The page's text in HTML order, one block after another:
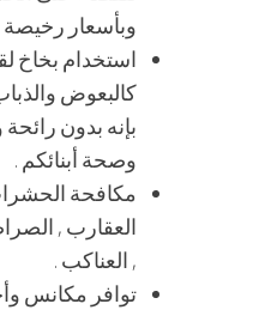
وبأسعار رخيصة
استخدام بخاخ
كالبعوض
بإنه بدون
وصحة أبنائكم .
مكافحة
العقارب ,
, العناكب .
توافر مكانس